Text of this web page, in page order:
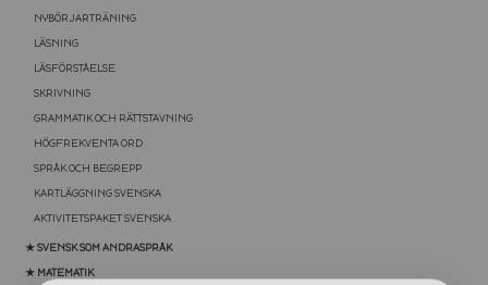
NYBÖRJARTRÄNING
LÄSNING
LÄSFÖRSTÅELSE
SKRIVNING
GRAMMATIK OCH RÄTTSTAVNING
HÖGFREKVENTA ORD
SPRÅK OCH BEGREPP
KARTLÄGGNING SVENSKA
AKTIVITETSPAKET SVENSKA
★ SVENSK SOM ANDRASPRÅK
★ MATEMATIK